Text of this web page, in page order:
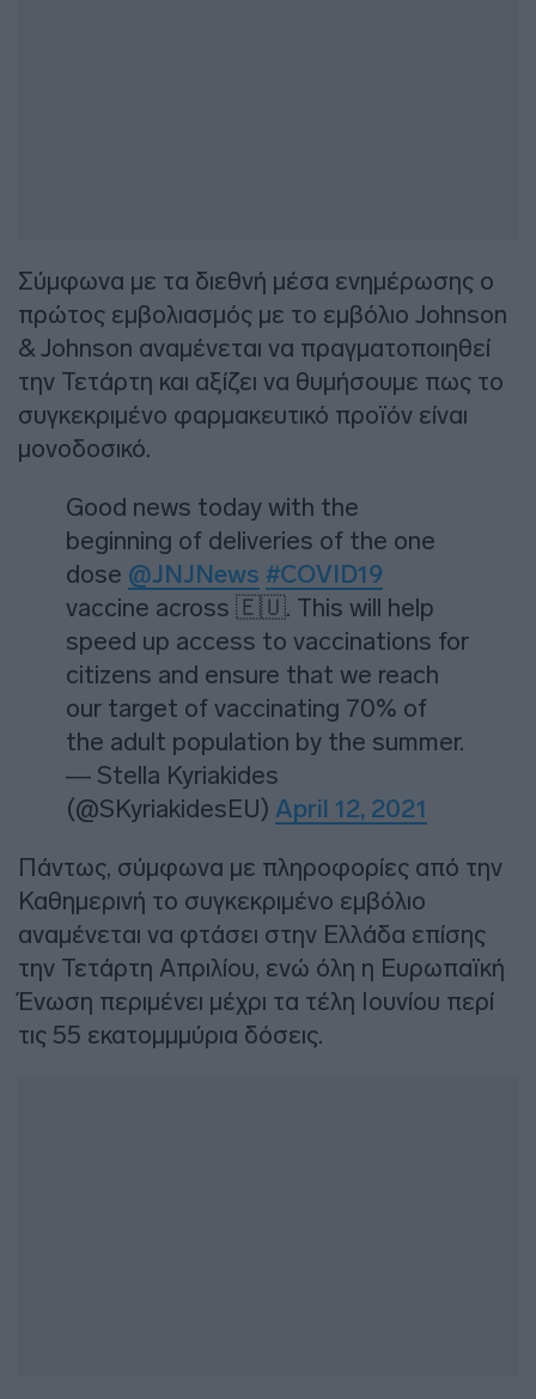
Σύμφωνα με τα διεθνή μέσα ενημέρωσης ο
πρώτος εμβολιασμός με το εμβόλιο Johnson
& Johnson αναμένεται να πραγματοποιηθεί
την Τετάρτη και αξίζει να θυμήσουμε πως το
συγκεκριμένο φαρμακευτικό προϊόν είναι
μονοδοσικό.
Good news today with the
beginning of deliveries of the one
dose @JNJNews #COVID19
vaccine across 🇪🇺. This will help
speed up access to vaccinations for
citizens and ensure that we reach
our target of vaccinating 70% of
the adult population by the summer.
— Stella Kyriakides
(@SKyriakidesEU) April 12, 2021
Πάντως, σύμφωνα με πληροφορίες από την
Καθημερινή το συγκεκριμένο εμβόλιο
αναμένεται να φτάσει στην Ελλάδα επίσης
την Τετάρτη Απριλίου, ενώ όλη η Ευρωπαϊκή
Ένωση περιμένει μέχρι τα τέλη Ιουνίου περί
τις 55 εκατομμμύρια δόσεις.